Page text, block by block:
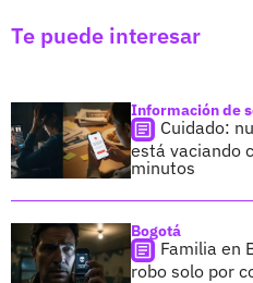
Te puede interesar
Información de
Cuidado:
está vaciando
minutos
Bogotá
Familia en
robo solo por